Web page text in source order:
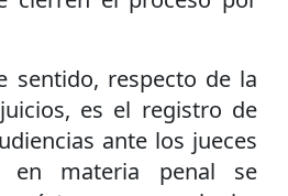
sentido, respecto de la
es el registro de
ante los jueces
en materia penal se